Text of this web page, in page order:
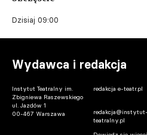
Dzisiaj 09:00
Wydawca i redakcja
Instytut Teatralny im.
Zbigniewa Raszewskiego
ul. Jazdów 1
00-467 Warszawa
redakcja e-teatr.pl
redakcja@instytut-
teatralny.pl